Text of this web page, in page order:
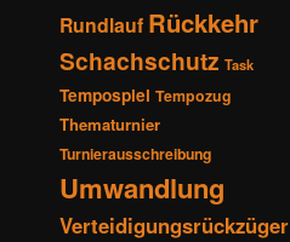
Rundlauf Rückkehr
Schachschutz Task
Tempospiel Tempozug
Thematurnier
Turnierausschreibung
Umwandlung
Verteidigungsrückzüger